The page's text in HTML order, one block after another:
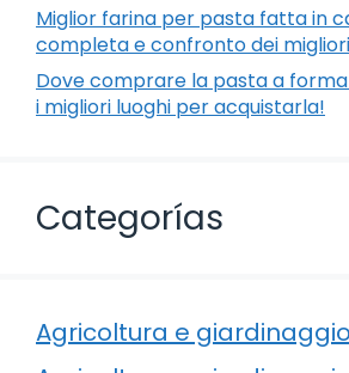
Miglior farina per pasta fatta in
completa e confronto dei
Dove comprare la pasta a
i migliori luoghi per acquistarla!
Categorías
Agricoltura e giardinaggio